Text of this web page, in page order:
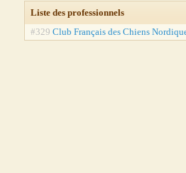
Liste des professionnels
#329 Club Français des Chiens